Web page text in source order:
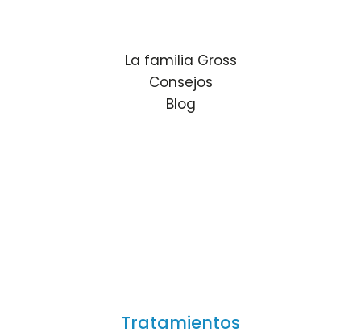
La familia Gross
Consejos
Blog
Tratamientos